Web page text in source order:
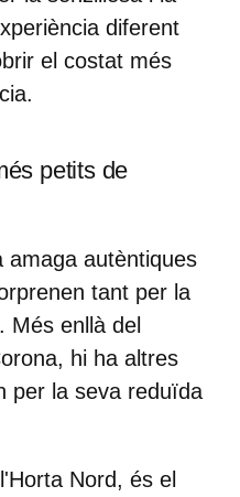
diferent
el costat més
petits de
amaga autèntiques
tant per la
Més enllà del
hi ha altres
per la seva reduïda
Nord, és el